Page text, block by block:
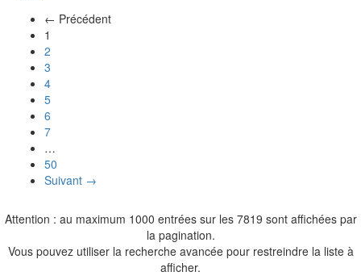
← Précédent
1
2
3
4
5
6
7
…
50
Suivant →
Attention : au maximum 1000 entrées sur les 7819 sont affichées par
la pagination.
Vous pouvez utiliser la recherche avancée pour restreindre la liste à
afficher.